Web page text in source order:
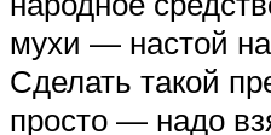
мухи — настой
Сделать такой
просто — надо